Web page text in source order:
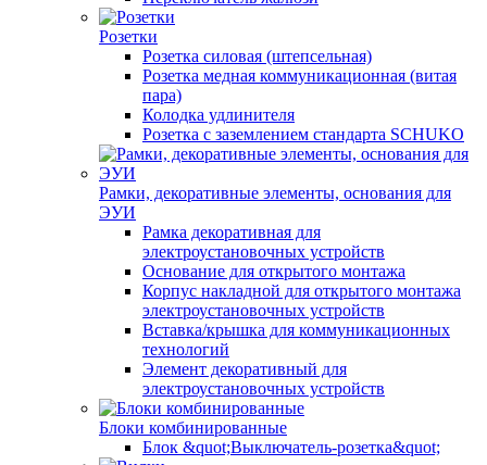
Розетки
Розетка силовая (штепсельная)
Розетка медная коммуникационная (витая
пара)
Колодка удлинителя
Розетка с заземлением стандарта SCHUKO
Рамки, декоративные элементы, основания для
ЭУИ
Рамка декоративная для
электроустановочных устройств
Основание для открытого монтажа
Корпус накладной для открытого монтажа
электроустановочных устройств
Вставка/крышка для коммуникационных
технологий
Элемент декоративный для
электроустановочных устройств
Блоки комбинированные
Блок &quot;Выключатель-розетка&quot;